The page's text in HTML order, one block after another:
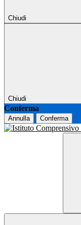
Chiudi
Chiudi
Conferma
Annulla Conferma